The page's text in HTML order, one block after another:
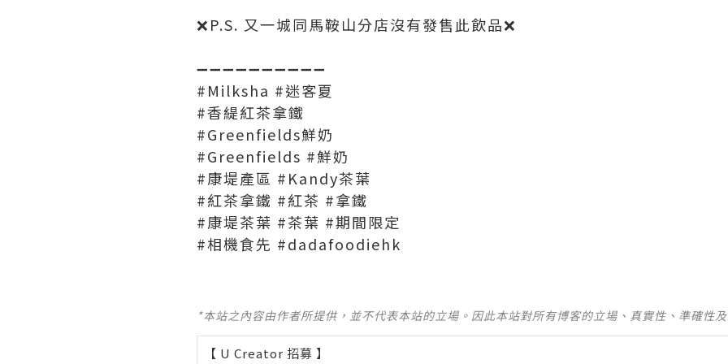
❌P.S. 又一城同馬鞍山分店沒有發售此飲品❌
➖➖➖➖➖➖➖➖➖➖
#Milksha #迷客夏
#香緹紅茶拿鐵
#Greenfields鮮奶
#Greenfields #鮮奶
#康堤產區 #Kandy茶葉
#紅茶拿鐵 #紅茶 #拿鐵
#康堤茶葉 #茶葉 #期間限定
#相機食先 #dadafoodiehk
*本站之內容由作者所提供，並不代表本站的立場。因此本站對所有博客的立場、真實性、準確性
【 U Creator 招募 】